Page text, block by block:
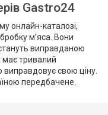
Gastro24
онлайн-каталозі,
м’яса. Вони
виправданою
має тривалий
виправдовує свою ціну.
передбачене.